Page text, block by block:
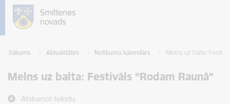
Sākums Aktualitātes Notikumu kalendārs Melns uz balta:
Melns uz balta: Festivāls “Rodam Raunā”
Atskaņot tekstu